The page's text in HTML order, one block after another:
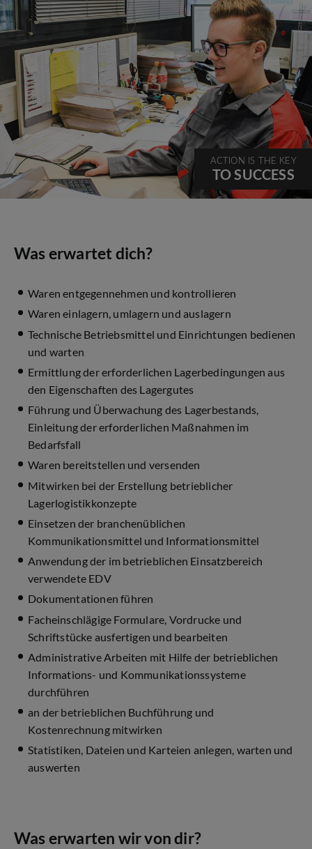
ACTION IS THE KEY
TO SUCCESS
Was erwartet dich?
Waren entgegennehmen und kontrollieren
Waren einlagern, umlagern und auslagern
Technische Betriebsmittel und Einrichtungen bedienen
und warten
Ermittlung der erforderlichen Lagerbedingungen aus
den Eigenschaften des Lagergutes
Führung und Überwachung des Lagerbestands,
Einleitung der erforderlichen Maßnahmen im
Bedarfsfall
Waren bereitstellen und versenden
Mitwirken bei der Erstellung betrieblicher
Lagerlogistikkonzepte
Einsetzen der branchenüblichen
Kommunikationsmittel und Informationsmittel
Anwendung der im betrieblichen Einsatzbereich
verwendete EDV
Dokumentationen führen
Facheinschlägige Formulare, Vordrucke und
Schriftstücke ausfertigen und bearbeiten
Administrative Arbeiten mit Hilfe der betrieblichen
Informations- und Kommunikationssysteme
durchführen
an der betrieblichen Buchführung und
Kostenrechnung mitwirken
Statistiken, Dateien und Karteien anlegen, warten und
auswerten
Was erwarten wir von dir?